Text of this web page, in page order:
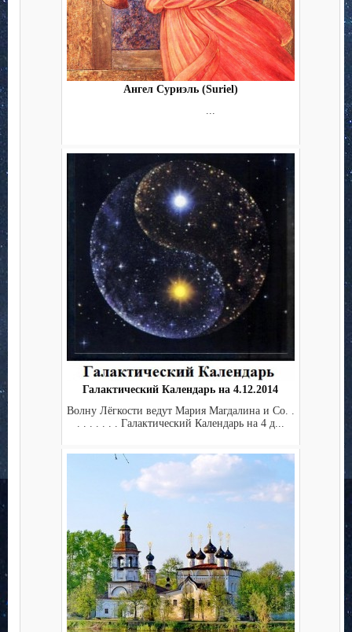
Ангел Суриэль (Suriel)
Галактический Календарь на 4.12.2014
Волну Лёгкости ведут Мария Магдалина и Co. .
. . . . . . . Галактический Календарь на 4 д...